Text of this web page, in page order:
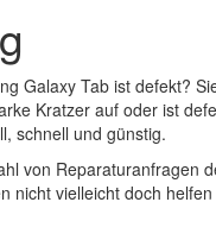
Galaxy Tab ist defekt?
Kratzer auf oder ist
schnell und günstig.
von Reparaturanfragen
nicht vielleicht doch